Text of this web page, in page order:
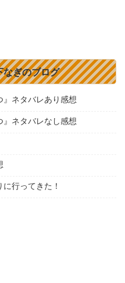
なぎのブログ
ネタバレあり感想
ネタバレなし感想
行ってきた！